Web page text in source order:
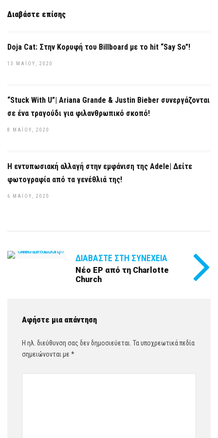
Διαβάστε επίσης
Doja Cat: Στην Κορυφή του Billboard με το hit “Say So”!
13 ΜΑΪ́ΟΥ, 2020
“Stuck With U”| Ariana Grande & Justin Bieber συνεργάζονται
σε ένα τραγούδι για φιλανθρωπικό σκοπό!
8 ΜΑΪ́ΟΥ, 2020
Η εντυπωσιακή αλλαγή στην εμφάνιση της Adele| Δείτε
φωτογραφία από τα γενέθλιά της!
6 ΜΑΪ́ΟΥ, 2020
ΔΙΑΒΆΣΤΕ ΣΤΗ ΣΥΝΈΧΕΙΑ
Νέο EP από τη Charlotte
Church
Αφήστε μια απάντηση
Η ηλ. διεύθυνση σας δεν δημοσιεύεται. Τα υποχρεωτικά πεδία
σημειώνονται με *